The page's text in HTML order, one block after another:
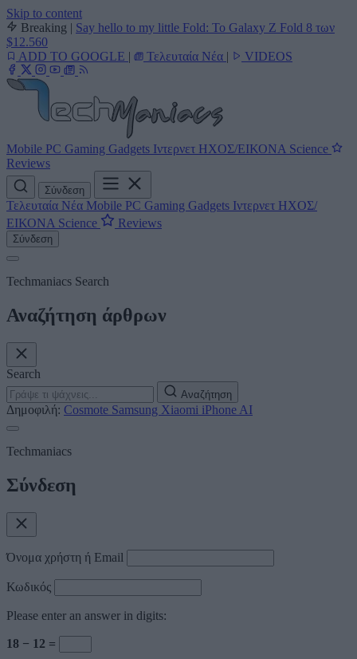
Skip to content
Breaking | Say hello to my little Fold: Το Galaxy Z Fold 8 των
$12.560
ADD TO GOOGLE | Τελευταία Νέα | VIDEOS
Mobile PC Gaming Gadgets Ιντερνετ ΗΧΟΣ/ΕΙΚΟΝΑ Science
Reviews
Σύνδεση
Τελευταία Νέα Mobile PC Gaming Gadgets Ιντερνετ ΗΧΟΣ/
ΕΙΚΟΝΑ Science Reviews
Σύνδεση
Techmaniacs Search
Αναζήτηση άρθρων
Search
Αναζήτηση
Δημοφιλή: Cosmote Samsung Xiaomi iPhone AI
Techmaniacs
Σύνδεση
Όνομα χρήστη ή Email
Κωδικός
Please enter an answer in digits:
18 − 12 =